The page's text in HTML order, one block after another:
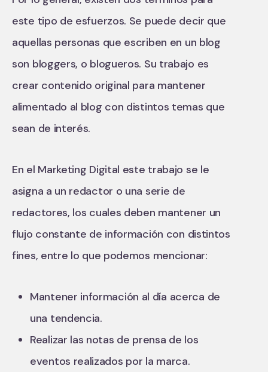
este tipo de esfuerzos. Se puede decir que
aquellas personas que escriben en un blog
son bloggers, o blogueros. Su trabajo es
crear contenido original para mantener
alimentado al blog con distintos temas que
sean de interés.
En el Marketing Digital este trabajo se le
asigna a un redactor o una serie de
redactores, los cuales deben mantener un
flujo constante de información con distintos
fines, entre lo que podemos mencionar:
Mantener información al día acerca de
una tendencia.
Realizar las notas de prensa de los
eventos realizados por la marca.